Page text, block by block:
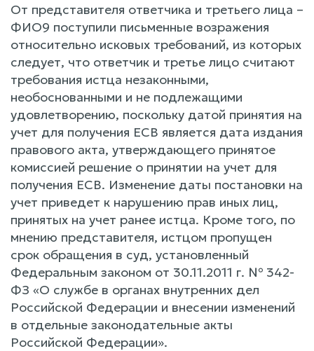
От представителя ответчика и третьего лица –
ФИО9 поступили письменные возражения
относительно исковых требований, из которых
следует, что ответчик и третье лицо считают
требования истца незаконными,
необоснованными и не подлежащими
удовлетворению, поскольку датой принятия на
учет для получения ЕСВ является дата издания
правового акта, утверждающего принятое
комиссией решение о принятии на учет для
получения ЕСВ. Изменение даты постановки на
учет приведет к нарушению прав иных лиц,
принятых на учет ранее истца. Кроме того, по
мнению представителя, истцом пропущен
срок обращения в суд, установленный
Федеральным законом от 30.11.2011 г. № 342-
ФЗ «О службе в органах внутренних дел
Российской Федерации и внесении изменений
в отдельные законодательные акты
Российской Федерации».